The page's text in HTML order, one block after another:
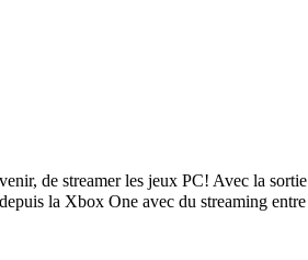
de streamer les jeux PC! Avec la
la Xbox One avec du streaming